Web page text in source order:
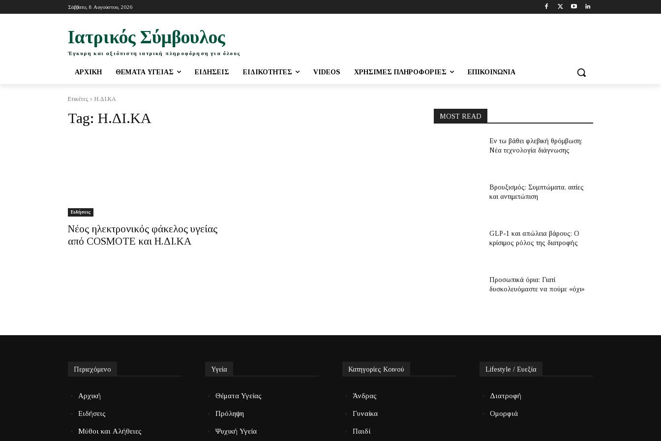
Σάββατο, 8 Αυγούστου, 2026
Ιατρικός Σύμβουλος
Έγκυρη και αξιόπιστη ιατρική πληροφόρηση για όλους
ΑΡΧΙΚΉ ΘΈΜΑΤΑ ΥΓΕΊΑΣ ΕΙΔΉΣΕΙΣ ΕΙΔΙΚΌΤΗΤΕΣ VIDEOS ΧΡΉΣΙΜΕΣ ΠΛΗΡΟΦΟΡΊΕΣ ΕΠΙΚΟΙΝΩΝΊΑ
Ετικέτες Η.ΔΙ.ΚΑ
Tag: Η.ΔΙ.ΚΑ
Ειδήσεις
Νέος ηλεκτρονικός φάκελος υγείας
από COSMOTE και Η.ΔΙ.ΚΑ
MOST READ
Εν τω βάθει φλεβική θρόμβωση:
Νέα τεχνολογία διάγνωσης
Βρουξισμός: Συμπτώματα, αιτίες
και αντιμετώπιση
GLP-1 και απώλεια βάρους: Ο
κρίσιμος ρόλος της διατροφής
Προσωπικά όρια: Γιατί
δυσκολευόμαστε να πούμε «όχι»
Περιεχόμενο
Αρχική
Ειδήσεις
Μύθοι και Αλήθειες
Υγεία
Θέματα Υγείας
Πρόληψη
Ψυχική Υγεία
Κατηγορίες Κοινού
Άνδρας
Γυναίκα
Παιδί
Lifestyle / Ευεξία
Διατροφή
Ομορφιά